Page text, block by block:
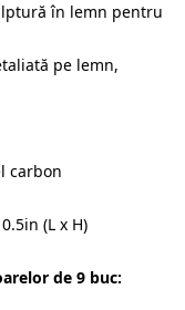
în lemn pentru
pe lemn,
carbon
(L x H)
de 9 buc: